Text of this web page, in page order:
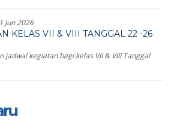
Jun 2026
KELAS VII & VIII TANGGAL 22 -26
jadwal kegiatan bagi kelas VII & VIII Tanggal